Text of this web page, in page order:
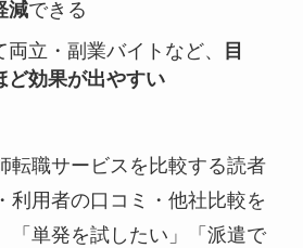
減できる
立・副業バイトなど、
目
ど効果が出やすい
転職サービスを比較する読者
利用者の口コミ・他社比較を
「単発を試したい」「派遣で